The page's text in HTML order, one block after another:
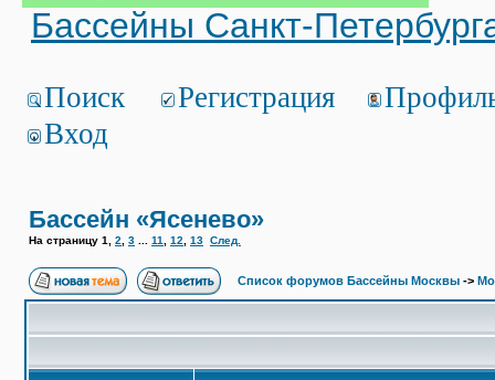
Бассейны Санкт-
Поиск Регистрация
Вход
Бассейн «Ясенево»
На страницу 1 2 3 11 12 13 След.
Список форумов Бассейны Москвы ->